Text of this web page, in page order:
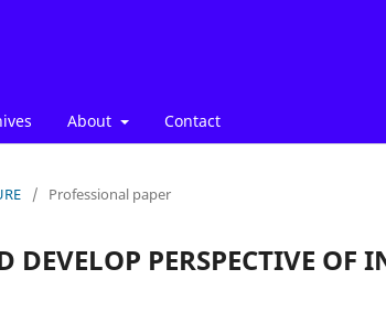
About Contact
/ Professional paper
PERSPECTIVE OF